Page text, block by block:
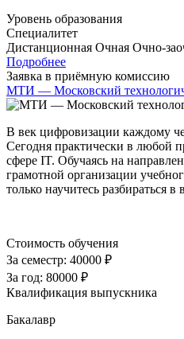
Уровень образования
Специалитет
Дистанционная Очная Очно-
Подробнее
Заявка в приёмную комиссию
МТИ — Московский
В век цифровизации каждому
Сегодня практически в любой
сфере IT. Обучаясь на
грамотной организации
только научитесь разбираться
Стоимость обучения
За семестр: 40000 ₽
За год: 80000 ₽
Квалификация выпускника
Бакалавр